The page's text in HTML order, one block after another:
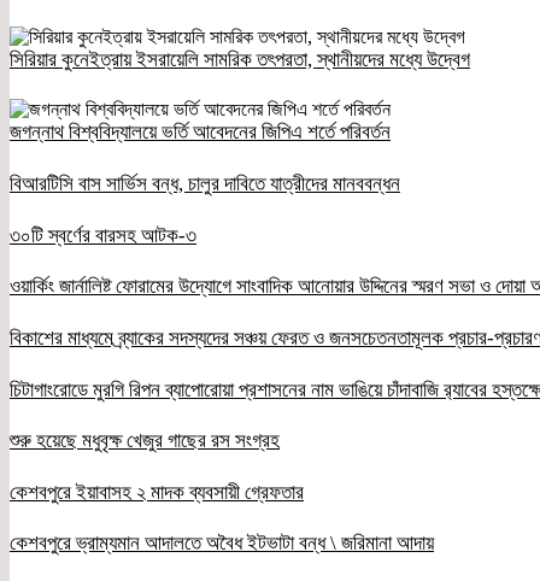
সিরিয়ার কুনেইত্রায় ইসরায়েলি সামরিক তৎপরতা, স্থানীয়দের মধ্যে উদ্বেগ
জগন্নাথ বিশ্ববিদ্যালয়ে ভর্তি আবেদনের জিপিএ শর্তে পরিবর্তন
বিআরটিসি বাস সার্ভিস বন্ধ, চালুর দাবিতে যাত্রীদের মানববন্ধন
৩০টি স্বর্ণের বারসহ আটক-৩
ওয়ার্কিং জার্নালিষ্ট ফোরামের উদ্যোগে সাংবাদিক আনোয়ার উদ্দিনের স্মরণ সভা ও দোয়া
বিকাশের মাধ্যমে ব্র্যাকের সদস্যদের সঞ্চয় ফেরত ও জনসচেতনতামূলক প্রচার-
চিটাগাংরোডে মুরগি রিপন ব্যাপোরোয়া প্রশাসনের নাম ভাঙিয়ে চাঁদাবাজি র‌্যাবের
শুরু হয়েছে মধুবৃক্ষ খেজুর গাছের রস সংগ্রহ
কেশবপুরে ইয়াবাসহ ২ মাদক ব্যবসায়ী গ্রেফতার
কেশবপুরে ভ্রাম্যমান আদালতে অবৈধ ইটভাটা বন্ধ \ জরিমানা আদায়